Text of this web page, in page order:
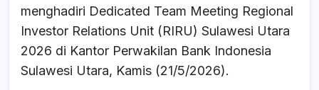
menghadiri Dedicated Team Meeting Regional
Investor Relations Unit (RIRU) Sulawesi Utara
2026 di Kantor Perwakilan Bank Indonesia
Sulawesi Utara, Kamis (21/5/2026).